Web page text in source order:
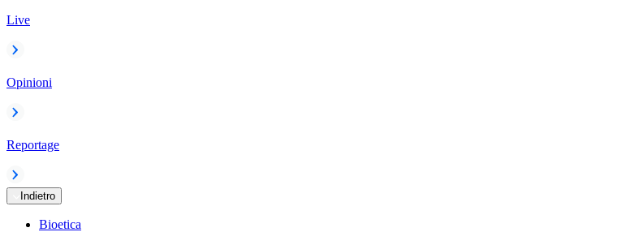
Live
Opinioni
Reportage
Indietro
Bioetica